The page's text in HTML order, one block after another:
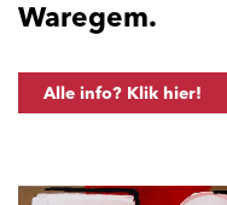
Waregem.
Alle info? Klik hier!